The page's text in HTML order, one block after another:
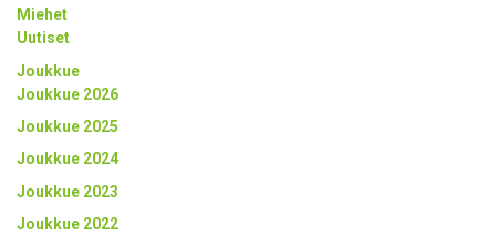
Miehet
Uutiset
Joukkue
Joukkue 2026
Joukkue 2025
Joukkue 2024
Joukkue 2023
Joukkue 2022